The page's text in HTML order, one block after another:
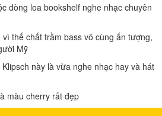
dòng loa bookshelf nghe nhạc chuyên
thế chất trầm bass vô cùng ấn tượng,
Mỹ
này là vừa nghe nhạc hay và hát
màu cherry rất đẹp